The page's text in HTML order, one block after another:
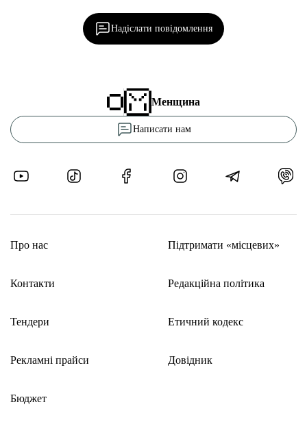
Надіслати повідомлення
Менщина
Написати нам
Про нас
Контакти
Тендери
Рекламні прайси
Бюджет
Підтримати «місцевих»
Редакційна політика
Етичний кодекс
Довідник